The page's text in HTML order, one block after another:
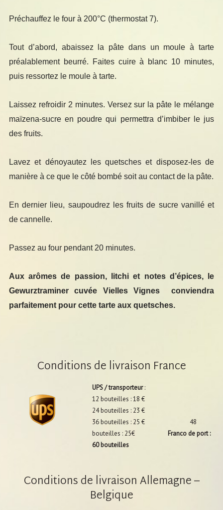
Préchauffez le four à 200°C (thermostat 7).
Tout d’abord, abaissez la pâte dans un moule à tarte
préalablement beurré. Faites cuire à blanc 10 minutes,
puis ressortez le moule à tarte.
Laissez refroidir 2 minutes. Versez sur la pâte le mélange
maïzena-sucre en poudre qui permettra d’imbiber le jus
des fruits.
Lavez et dénoyautez les quetsches et disposez-les de
manière à ce que le côté bombé soit au contact de la pâte.
En dernier lieu, saupoudrez les fruits de sucre vanillé et
de cannelle.
Passez au four pendant 20 minutes.
Aux arômes de passion, litchi et notes d’épices, le
Gewurztraminer cuvée Vielles Vignes conviendra
parfaitement pour cette tarte aux quetsches.
Conditions de livraison France
UPS / transporteur:
12 bouteilles : 18 €
24 bouteilles : 23 €
36 bouteilles : 25 € 48
bouteilles : 25€
Franco de port :
60 bouteilles
Conditions de livraison Allemagne –
Belgique